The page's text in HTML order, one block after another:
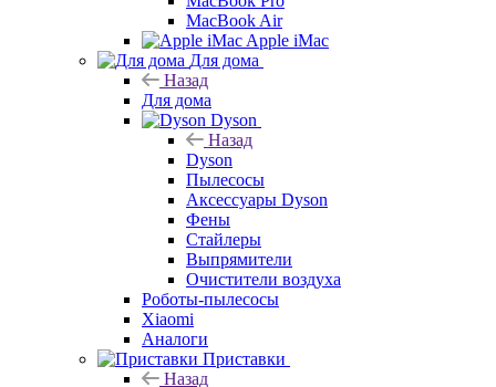
MacBook Air
Apple iMac
Для дома
Назад
Для дома
Dyson
Назад
Dyson
Пылесосы
Аксессуары Dyson
Фены
Стайлеры
Выпрямители
Очистители воздуха
Роботы-пылесосы
Xiaomi
Аналоги
Приставки
Назад